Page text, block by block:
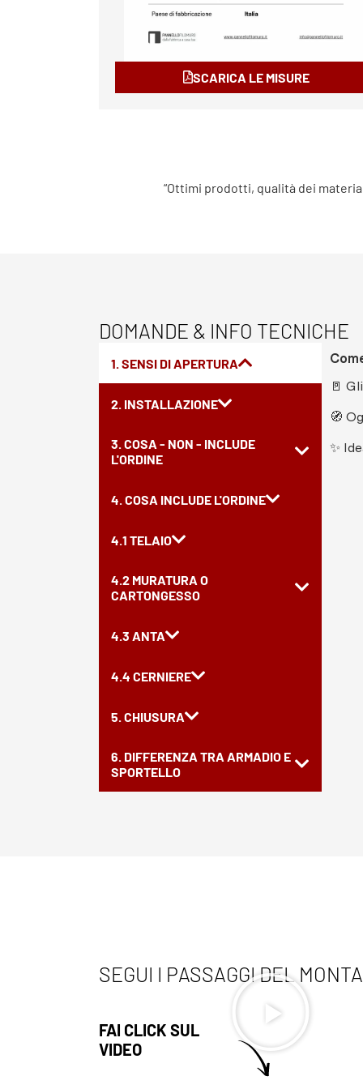
SCARICA LE MISURE
“Ottimi prodotti, qualità dei
DOMANDE & INFO TECNICHE
1. SENSI DI APERTURA
2. INSTALLAZIONE
3. COSA - NON - INCLUDE
L'ORDINE
4. COSA INCLUDE L'ORDINE
4.1 TELAIO
4.2 MURATURA O
CARTONGESSO
4.3 ANTA
4.4 CERNIERE
5. CHIUSURA
6. DIFFERENZA TRA ARMADIO E
SPORTELLO
🚪
🧭
✨
SEGUI I PASSAGGI DEL
FAI CLICK SUL
VIDEO